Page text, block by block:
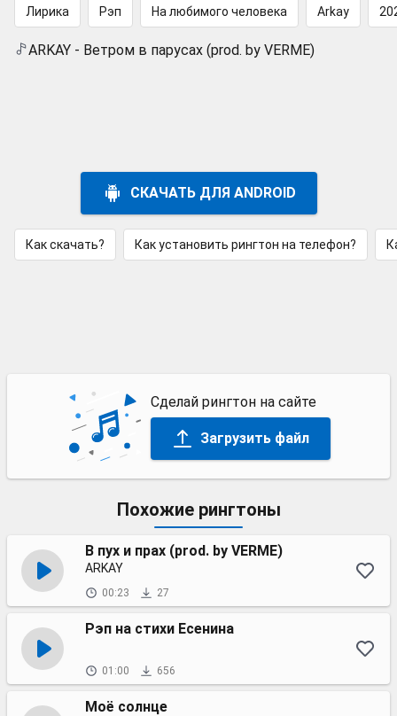
Лирика Рэп На любимого человека Arkay
ARKAY - Ветром в парусах (prod. by VERME)
СКАЧАТЬ ДЛЯ ANDROID
Как скачать? Как установить рингтон на телефон?
Сделай рингтон на сайте
Загрузить файл
Похожие рингтоны
В пух и прах (prod. by VERME)
ARKAY
00:23 27
Рэп на стихи Есенина
01:00 656
Моё солнце